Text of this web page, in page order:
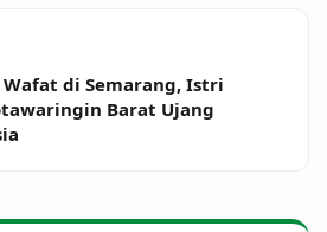
di Semarang, Istri
Barat Ujang